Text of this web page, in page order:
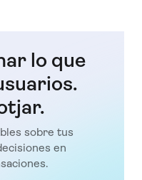
lo que
sobre tus
en